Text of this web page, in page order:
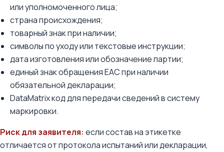
или уполномоченного лица;
страна происхождения;
товарный знак при наличии;
символы по уходу или текстовые инструкции;
дата изготовления или обозначение партии;
единый знак обращения ЕАС при наличии
обязательной декларации;
DataMatrix код для передачи сведений в систему
маркировки.
Риск для заявителя: если состав на этикетке
отличается от протокола испытаний или декларации,